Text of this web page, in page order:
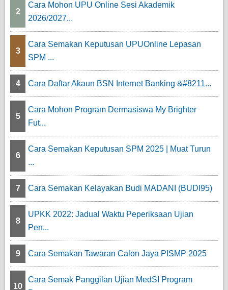
2
Cara Mohon UPU Online Sesi Akademik
2026/2027...
3
Cara Semakan Keputusan UPUOnline Lepasan
SPM ...
4 Cara Daftar Akaun BSN Internet Banking &#8211...
5
Cara Mohon Program Dermasiswa My Brighter
Fut...
6
Cara Semakan Keputusan SPM 2025 | Muat Turun
...
7 Cara Semakan Kelayakan Budi MADANI (BUDI95)
8
UPKK 2022: Jadual Waktu Peperiksaan Ujian
Pen...
9 Cara Semakan Tawaran Calon Jaya PISMP 2025
10
Cara Semak Panggilan Ujian MedSI Program